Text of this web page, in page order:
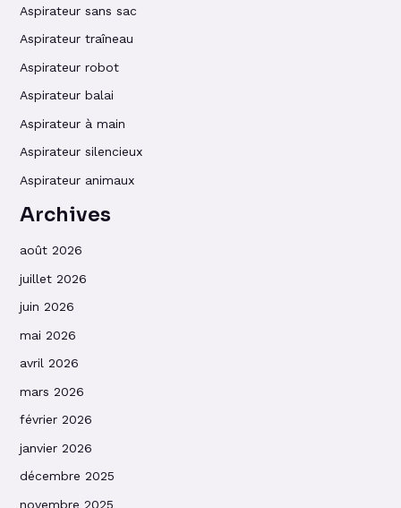
Aspirateur sans sac
Aspirateur traîneau
Aspirateur robot
Aspirateur balai
Aspirateur à main
Aspirateur silencieux
Aspirateur animaux
Archives
août 2026
juillet 2026
juin 2026
mai 2026
avril 2026
mars 2026
février 2026
janvier 2026
décembre 2025
novembre 2025